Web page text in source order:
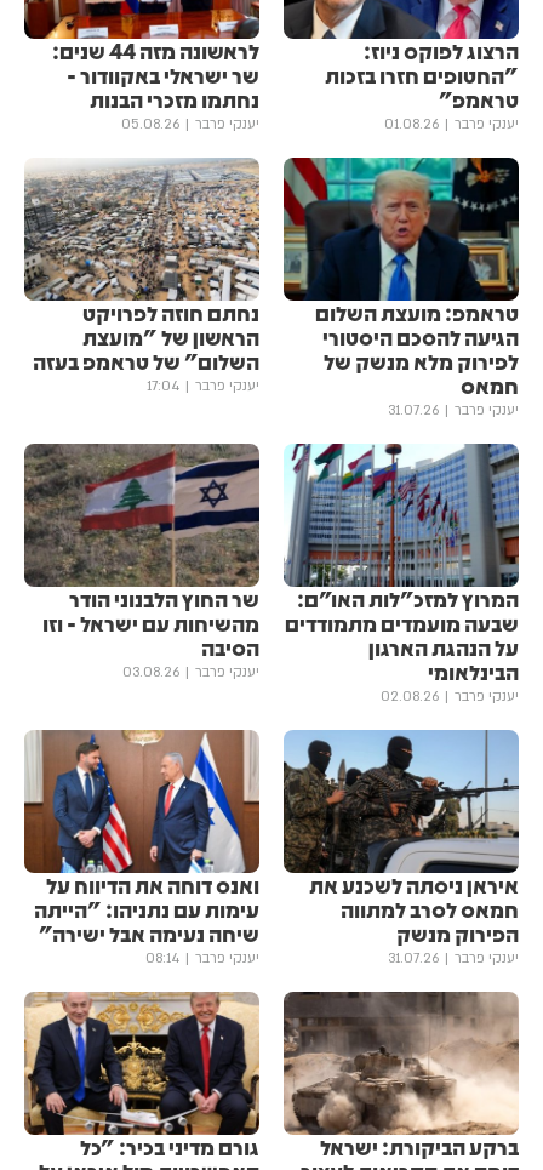
הרצוג לפוקס ניוז:
"החטופים חזרו בזכות
טראמפ"
יענקי פרבר 01.08.26
לראשונה מזה 44 שנים:
שר ישראלי באקוודור -
נחתמו מזכרי הבנות
יענקי פרבר 05.08.26
טראמפ: מועצת השלום
הגיעה להסכם היסטורי
לפירוק מלא מנשק של
חמאס
יענקי פרבר 31.07.26
נחתם חוזה לפרויקט
הראשון של "מועצת
השלום" של טראמפ בעזה
יענקי פרבר 17:04
המרוץ למזכ"לות האו"ם:
שבעה מועמדים מתמודדים
על הנהגת הארגון
הבינלאומי
יענקי פרבר 02.08.26
שר החוץ הלבנוני הודר
מהשיחות עם ישראל - וזו
הסיבה
יענקי פרבר 03.08.26
איראן ניסתה לשכנע את
חמאס לסרב למתווה
הפירוק מנשק
יענקי פרבר 31.07.26
ואנס דוחה את הדיווח על
עימות עם נתניהו: "הייתה
שיחה נעימה אבל ישירה"
יענקי פרבר 08:14
ברקע הביקורת: ישראל
גורם מדיני בכיר: "כל